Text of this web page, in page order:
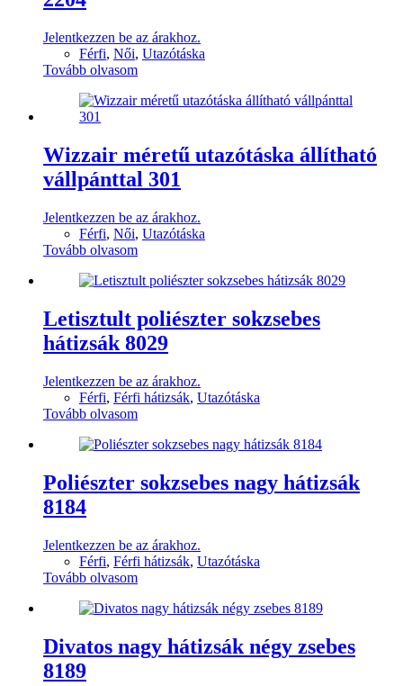
Jelentkezzen be az árakhoz.
Férfi, Női, Utazótáska
Tovább olvasom
Wizzair méretű utazótáska állítható
vállpánttal 301
Jelentkezzen be az árakhoz.
Férfi, Női, Utazótáska
Tovább olvasom
Letisztult poliészter sokzsebes
hátizsák 8029
Jelentkezzen be az árakhoz.
Férfi, Férfi hátizsák, Utazótáska
Tovább olvasom
Poliészter sokzsebes nagy hátizsák
8184
Jelentkezzen be az árakhoz.
Férfi, Férfi hátizsák, Utazótáska
Tovább olvasom
Divatos nagy hátizsák négy zsebes
8189